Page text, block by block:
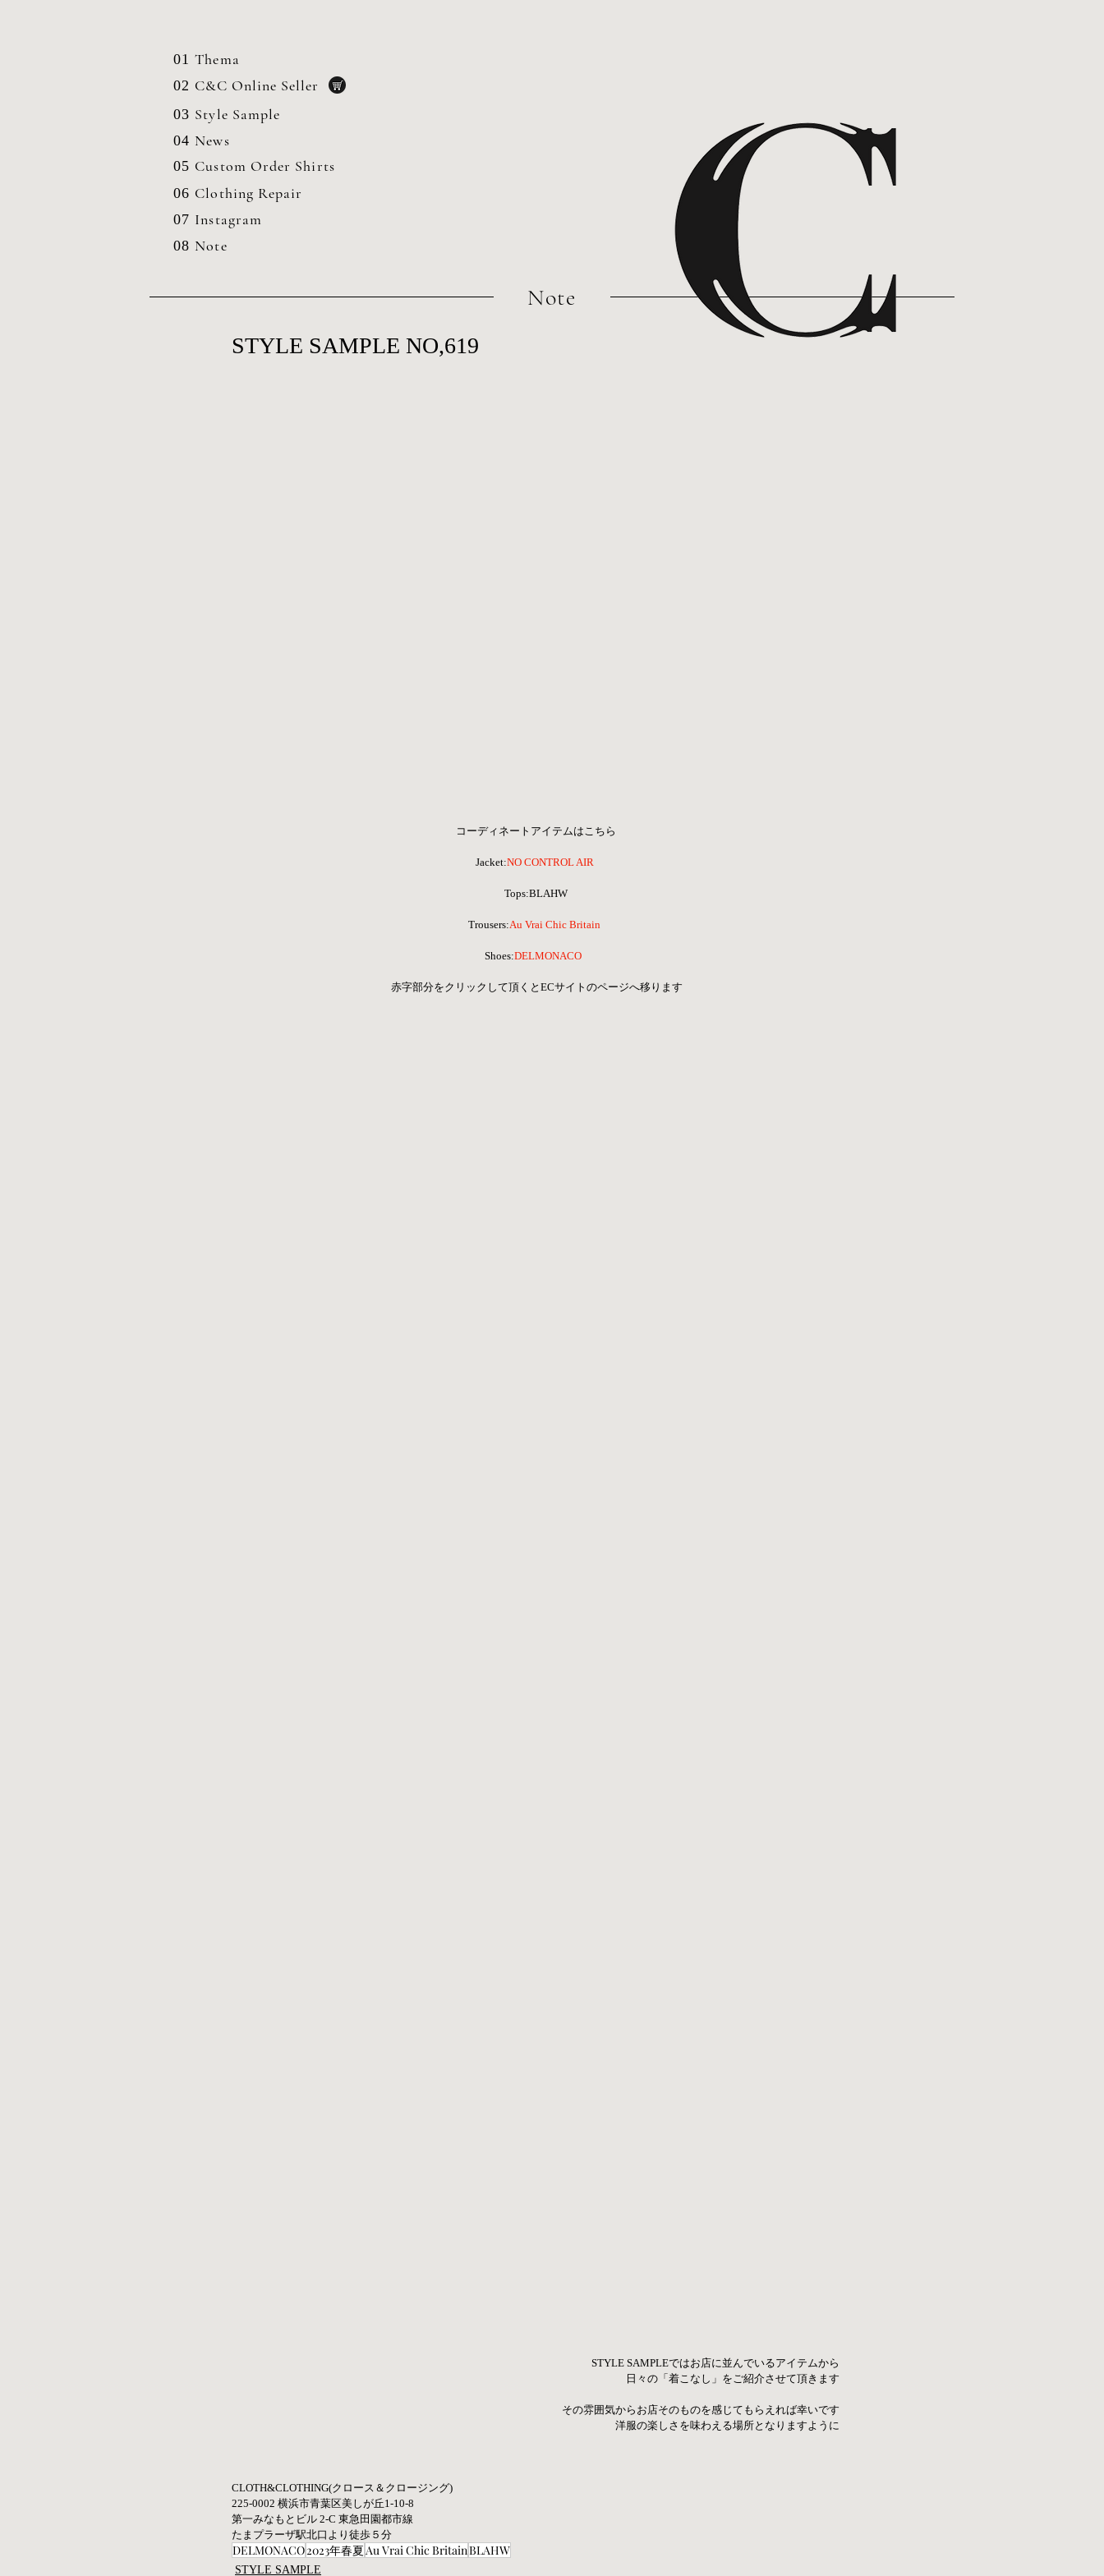
01 Thema
02 C&C Online Seller
03 Style Sample
04 News
05 Custom Order Shirts
06 Clothing Repair
07 Instagram
08 Note
​Note
STYLE SAMPLE NO,619
コーディネートアイテムはこちら
Jacket:NO CONTROL AIR
Tops:BLAHW
Trousers:Au Vrai Chic Britain
Shoes:DELMONACO
赤字部分をクリックして頂くとECサイトのページへ移ります
STYLE SAMPLEではお店に並んでいるアイテムから
日々の「着こなし」をご紹介させて頂きます
その雰囲気からお店そのものを感じてもらえれば幸いです
洋服の楽しさを味わえる場所となりますように
CLOTH&CLOTHING(クロース＆クロージング)
225-0002 横浜市青葉区美しが丘1-10-8
第一みなもとビル 2-C 東急田園都市線
たまプラーザ駅北口より徒歩５分
DELMONACO2023年春夏 Au Vrai Chic BritainBLAHW
STYLE SAMPLE